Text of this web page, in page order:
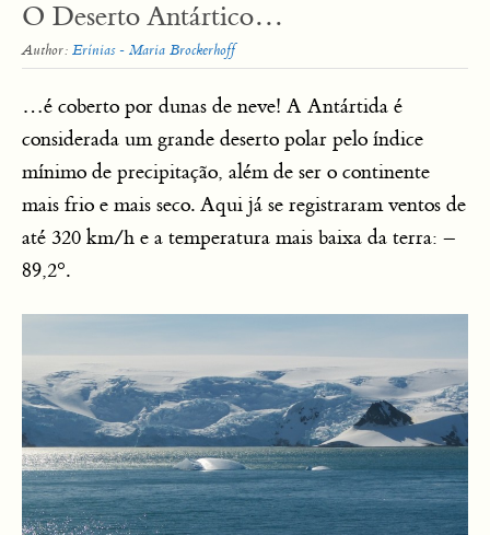
O Deserto Antártico…
Author: Erínias - Maria Brockerhoff
…é coberto por dunas de neve! A Antártida é
considerada um grande deserto polar pelo índice
mínimo de precipitação, além de ser o continente
mais frio e mais seco. Aqui já se registraram ventos de
até 320 km/h e a temperatura mais baixa da terra: –
89,2°.